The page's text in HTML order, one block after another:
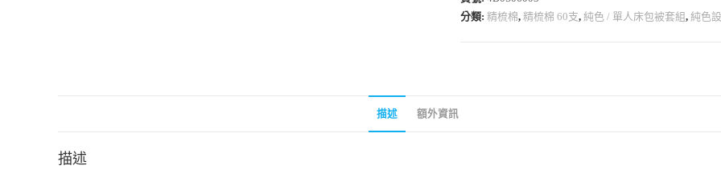
分類:精梳棉,精梳棉 60支,純色 / 單人床包被套組,純色
描述 額外資訊
描述